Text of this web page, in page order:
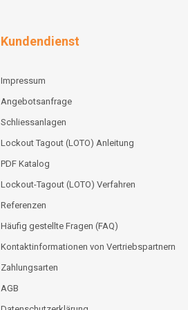
Kundendienst
Impressum
Angebotsanfrage
Schliessanlagen
Lockout Tagout (LOTO) Anleitung
PDF Katalog
Lockout-Tagout (LOTO) Verfahren
Referenzen
Häufig gestellte Fragen (FAQ)
Kontaktinformationen von Vertriebspartnern
Zahlungsarten
AGB